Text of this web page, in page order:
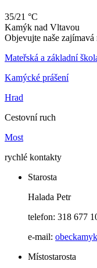
35/21 °C
Kamýk nad Vltavou
Objevujte naše zajímavá
Mateřská a základní
Kamýcké prášení
Hrad
Cestovní ruch
Most
rychlé kontakty
Starosta
Halada Petr
telefon: 318 677
e-mail:
Místostarosta